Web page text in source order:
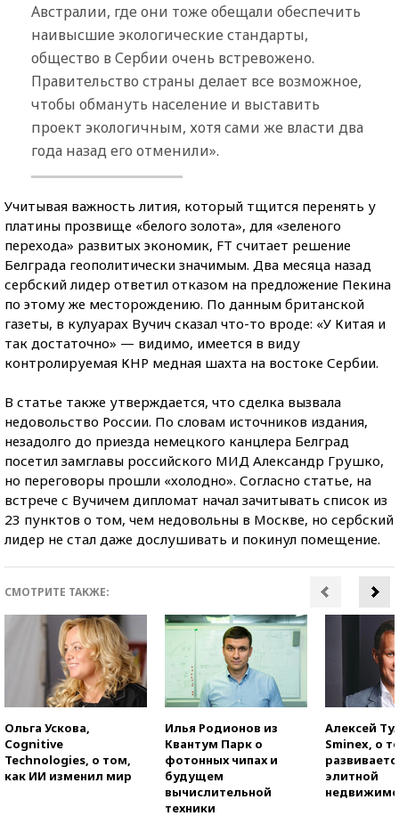
Австралии, где они тоже обещали обеспечить
наивысшие экологические стандарты,
общество в Сербии очень встревожено.
Правительство страны делает все возможное,
чтобы обмануть население и выставить
проект экологичным, хотя сами же власти два
года назад его отменили».
Учитывая важность лития, который тщится перенять у
платины прозвище «белого золота», для «зеленого
перехода» развитых экономик, FT считает решение
Белграда геополитически значимым. Два месяца назад
сербский лидер ответил отказом на предложение Пекина
по этому же месторождению. По данным британской
газеты, в кулуарах Вучич сказал что-то вроде: «У Китая и
так достаточно» — видимо, имеется в виду
контролируемая КНР медная шахта на востоке Сербии.
В статье также утверждается, что сделка вызвала
недовольство России. По словам источников издания,
незадолго до приезда немецкого канцлера Белград
посетил замглавы российского МИД Александр Грушко,
но переговоры прошли «холодно». Согласно статье, на
встрече с Вучичем дипломат начал зачитывать список из
23 пунктов о том, чем недовольны в Москве, но сербский
лидер не стал даже дослушивать и покинул помещение.
СМОТРИТЕ ТАКЖЕ:
Ольга Ускова,
Cognitive
Technologies, о том,
как ИИ изменил мир
Илья Родионов из
Квантум Парк о
фотонных чипах и
будущем
вычислительной
техники
Алексей
Sminex, о
элитной